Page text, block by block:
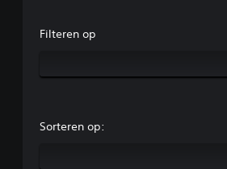
Filteren op
Sorteren op: